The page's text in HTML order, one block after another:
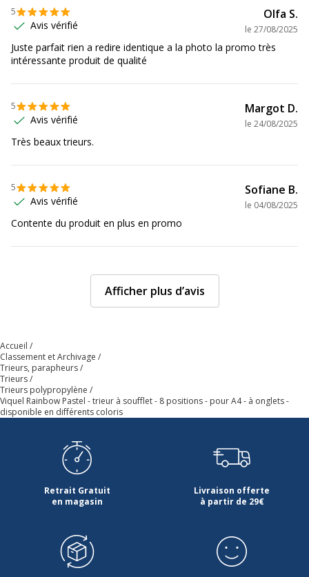
Présence de substance
dangereuses
Données d'identification
Données d'identification
Référence produit fabricant 981115-05
5
Avis vérifié
Olfa S.
le 27/08/2025
Juste parfait rien a redire identique a la photo la promo très
intéressante produit de qualité
5
Avis vérifié
Margot D.
le 24/08/2025
Très beaux trieurs.
5
Avis vérifié
Sofiane B.
le 04/08/2025
Contente du produit en plus en promo
Afficher plus d’avis
Accueil
Classement et Archivage
Trieurs, parapheurs
Trieurs
Trieurs polypropylène
Viquel Rainbow Pastel - trieur à soufflet - 8 positions - pour A4 - à onglets -
disponible en différents coloris
Retrait Gratuit
en magasin
Livraison offerte
à partir de 29€